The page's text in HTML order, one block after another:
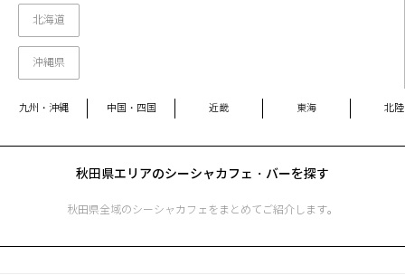
北海道
沖縄県
九州・沖縄 中国・四国 近畿 東海 北陸
秋田県エリアのシーシャカフェ・バーを探す
秋田県全域のシーシャカフェをまとめてご紹介します。